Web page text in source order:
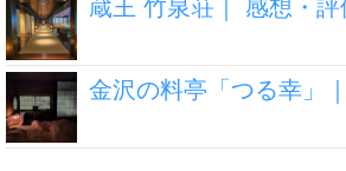
蔵王 竹泉荘｜ 感想・評
金沢の料亭「つる幸」